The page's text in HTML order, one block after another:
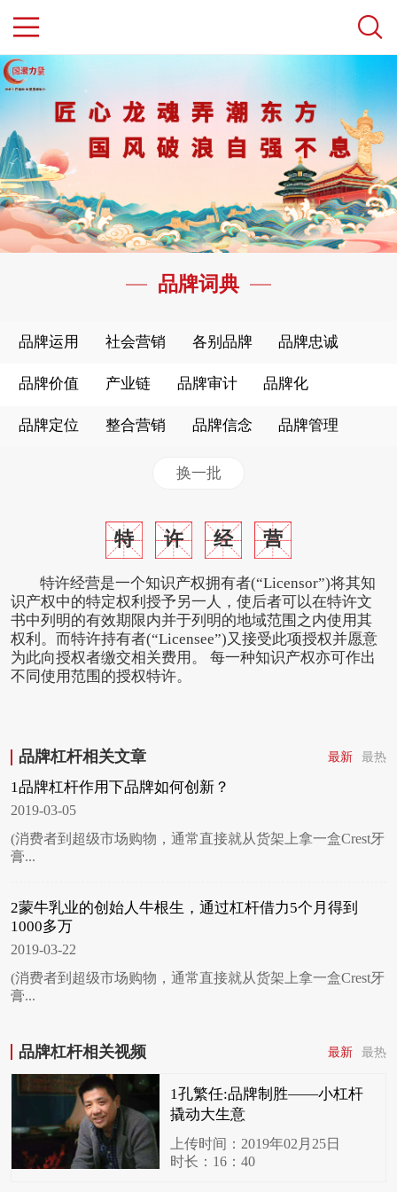
品牌词典
品牌运用 社会营销 各别品牌 品牌忠诚
品牌价值 产业链 品牌审计 品牌化
品牌定位 整合营销 品牌信念 品牌管理
换一批
特 许 经 营
特许经营是一个知识产权拥有者(“Licensor”)将其知
识产权中的特定权利授予另一人，使后者可以在特许文
书中列明的有效期限内并于列明的地域范围之内使用其
权利。而特许持有者(“Licensee”)又接受此项授权并愿意
为此向授权者缴交相关费用。 每一种知识产权亦可作出
不同使用范围的授权特许。
品牌杠杆相关文章 最新 最热
1品牌杠杆作用下品牌如何创新？
2019-03-05
(消费者到超级市场购物，通常直接就从货架上拿一盒Crest牙
膏...
2蒙牛乳业的创始人牛根生，通过杠杆借力5个月得到
1000多万
2019-03-22
(消费者到超级市场购物，通常直接就从货架上拿一盒Crest牙
膏...
品牌杠杆相关视频 最新 最热
1孔繁任:品牌制胜——小杠杆
撬动大生意
上传时间：2019年02月25日
时长：16：40